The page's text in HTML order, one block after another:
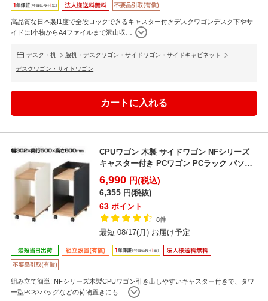
高品質な日本製!1度で全段ロックできるキャスター付きデスクワゴンデスク下やサ
イドに!小物からA4ファイルまで沢山収
デスク・机 脇机・デスクワゴン・サイドワゴン・サイドキャビネット
デスクワゴン・サイドワゴン
CPUワゴン 木製 サイドワゴン NFシリーズ
キャスター付き PCワゴン PCラック パソコ
ンワゴ...
6,990 円(税込)
6,355 円(税抜)
63 ポイント
8件
最短 08/17(月) お届け予定
組み立て簡単! NFシリーズ木製CPUワゴン引き出しやすいキャスター付きで、タワ
ー型PCやバッグなどの荷物置きにも